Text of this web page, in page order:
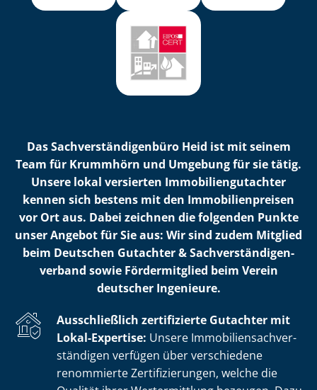
Das Sach­ver­stän­di­gen­bü­ro Heid ist mit seinem
Team für Krummhörn und Umgebung für sie tätig.
Unsere lokal versierten Im­mo­bi­li­en­gut­ach­ter
kennen sich bestens mit den Im­mo­bi­li­en­prei­sen
vor Ort aus. Dabei zeichnen die folgenden Punkte
unser Angebot für Sie aus: Wir sind zudem Mitglied
beim Deutschen Gutachter & Sach­ver­stän­di­gen­
ver­band sowie Fördermitglied beim Verein
deutscher Ingenieure.
Ausschließlich zertifizierte Gutachter mit
Lokal-Expertise: Unsere Im­mo­bi­li­en­sach­ver­
stän­di­gen verfügen über verschiedene
renommierte Zer­ti­fi­zie­run­gen, welche die